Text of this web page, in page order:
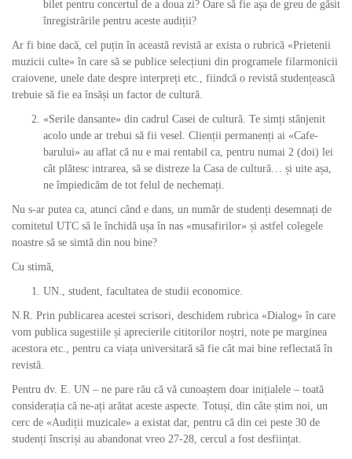
bilet pentru concertul de a doua zi? Oare să fie așa de greu de găsit
înregistrările pentru aceste audiții?
Ar fi bine dacă, cel puțin în această revistă ar exista o rubrică «Prietenii
muzicii culte» în care să se publice selecțiuni din programele filarmonicii
craiovene, unele date despre interpreți etc., fiindcă o revistă studențească
trebuie să fie ea însăși un factor de cultură.
«Serile dansante» din cadrul Casei de cultură. Te simți stânjenit
acolo unde ar trebui să fii vesel. Clienții permanenți ai «Cafe-
barului» au aflat că nu e mai rentabil ca, pentru numai 2 (doi) lei
cât plătesc intrarea, să se distreze la Casa de cultură… și uite așa,
ne împiedicăm de tot felul de nechemați.
Nu s-ar putea ca, atunci când e dans, un număr de studenți desemnați de
comitetul UTC să le închidă ușa în nas «musafirilor» și astfel colegele
noastre să se simtă din nou bine?
Cu stimă,
UN., student, facultatea de studii economice.
N.R. Prin publicarea acestei scrisori, deschidem rubrica «Dialog» în care
vom publica sugestiile și aprecierile cititorilor noștri, note pe marginea
acestora etc., pentru ca viața universitară să fie cât mai bine reflectată în
revistă.
Pentru dv. E. UN – ne pare rău că vă cunoaștem doar inițialele – toată
considerația că ne-ați arătat aceste aspecte. Totuși, din câte știm noi, un
cerc de «Audiții muzicale» a existat dar, pentru că din cei peste 30 de
studenți înscriși au abandonat vreo 27-28, cercul a fost desființat.